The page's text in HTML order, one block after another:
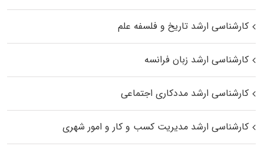
کارشناسی ارشد تاریخ و فلسفه علم
کارشناسی ارشد زبان فرانسه
کارشناسی ارشد مددکاری اجتماعی
کارشناسی ارشد مدیریت کسب و کار و امور شهری